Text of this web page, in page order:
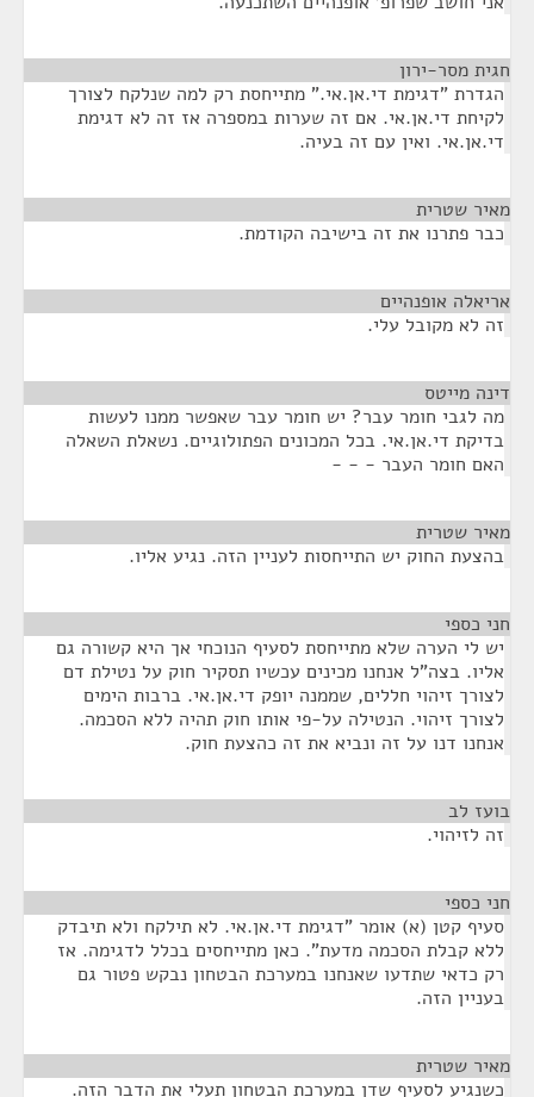
חגית מסר-ירון
הגדרת "דגימת די.אן.אי." מתייחסת רק למה שנלקח לצורך
לקיחת די.אן.אי. אם זה שערות במספרה אז זה לא דגימת
די.אן.אי. ואין עם זה בעיה.
מאיר שטרית
כבר פתרנו את זה בישיבה הקודמת.
אריאלה אופנהיים
זה לא מקובל עלי.
דינה מייטס
מה לגבי חומר עבר? יש חומר עבר שאפשר ממנו לעשות
בדיקת די.אן.אי. בכל המכונים הפתולוגיים. נשאלת השאלה
האם חומר העבר - - -
מאיר שטרית
בהצעת החוק יש התייחסות לעניין הזה. נגיע אליו.
חני כספי
יש לי הערה שלא מתייחסת לסעיף הנוכחי אך היא קשורה גם
אליו. בצה"ל אנחנו מכינים עכשיו תסקיר חוק על נטילת דם
לצורך זיהוי חללים, שממנה יופק די.אן.אי. ברבות הימים
לצורך זיהוי. הנטילה על-פי אותו חוק תהיה ללא הסכמה.
אנחנו דנו על זה ונביא את זה כהצעת חוק.
בועז לב
זה לזיהוי.
חני כספי
סעיף קטן (א) אומר "דגימת די.אן.אי. לא תילקח ולא תיבדק
ללא קבלת הסכמה מדעת". כאן מתייחסים בכלל לדגימה. אז
רק כדאי שתדעו שאנחנו במערכת הבטחון נבקש פטור גם
בעניין הזה.
מאיר שטרית
כשנגיע לסעיף שדן במערכת הבטחון תעלי את הדבר הזה.